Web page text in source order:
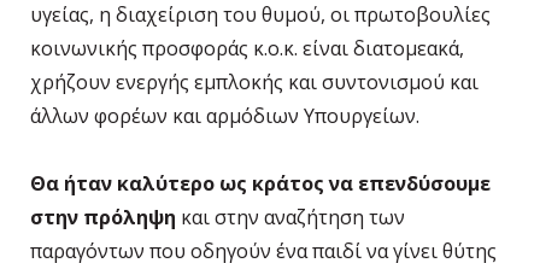
υγείας, η διαχείριση του θυμού, οι πρωτοβουλίες
κοινωνικής προσφοράς κ.ο.κ. είναι διατομεακά,
χρήζουν ενεργής εμπλοκής και συντονισμού και
άλλων φορέων και αρμόδιων Υπουργείων.
Θα ήταν καλύτερο ως κράτος να επενδύσουμε
στην πρόληψη και στην αναζήτηση των
παραγόντων που οδηγούν ένα παιδί να γίνει θύτης